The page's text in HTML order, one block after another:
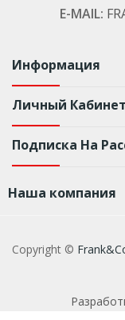
E-MAIL:
Информация
Личный Кабинет
Подписка На
Наша компания
Copyright ©